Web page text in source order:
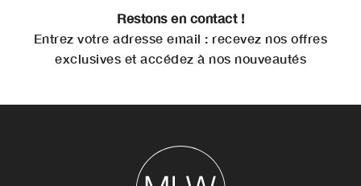
Restons en contact !
Entrez votre adresse email : recevez nos offres
exclusives et accédez à nos nouveautés